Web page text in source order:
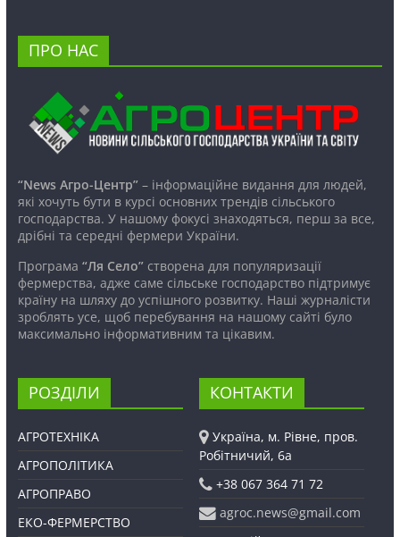
ПРО НАС
“News Агро-Центр”– інформаційне видання для людей,
які хочуть бути в курсі основних трендів сільського
господарства. У нашому фокусі знаходяться, перш за все,
дрібні та середні фермери України.
Програма “Ля Село”створена для популяризації
фермерства, адже саме сільське господарство підтримує
країну на шляху до успішного розвитку. Наші журналісти
зроблять усе, щоб перебування на нашому сайті було
максимально інформативним та цікавим.
РОЗДІЛИ
АГРОТЕХНІКА
АГРОПОЛІТИКА
АГРОПРАВО
ЕКО-ФЕРМЕРСТВО
КОНТАКТИ
Україна, м. Рівне, пров.
Робітничий, 6а
+38 067 364 71 72
agroc.news@gmail.com